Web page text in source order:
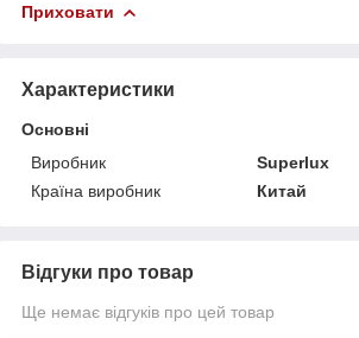
Приховати
Характеристики
Основні
Виробник
Superlux
Країна виробник
Китай
Відгуки про товар
Ще немає відгуків про цей товар